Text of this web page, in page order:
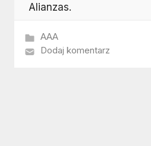
Alianzas.
AAA
Dodaj komentarz